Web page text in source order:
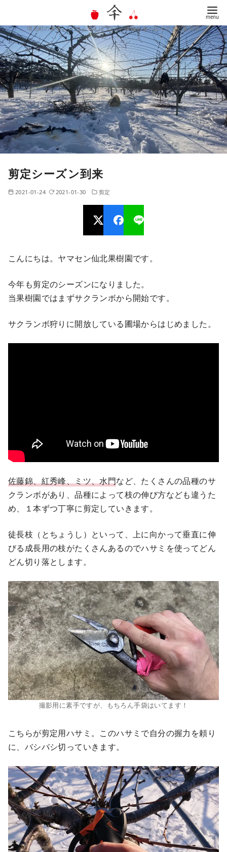
コ
ン
テ
ン
ツ
へ
移
動
増毛町の美味しい"さくらんぼ"などの果物を食べ比べできる直売所
剪定シーズン到来
2021-01-24 2021-01-30 剪定
こんにちは。ヤマセン仙北果樹園です。
今年も剪定のシーズンになりました。
当果樹園ではまずサクランボから開始です。
サクランボ狩りに開放している圃場からはじめました。
佐藤錦、紅秀峰、ミツ、水門など、たくさんの品種のサ
クランボがあり、品種によって枝の伸び方なども違うた
め、１本ずつ丁寧に剪定していきます。
徒長枝（とちょうし）といって、上に向かって垂直に伸
びる成長用の枝がたくさんあるのでハサミを使ってどん
どん切り落とします。
撮影用に素手ですが、もちろん手袋はいてます！
こちらが剪定用ハサミ。このハサミで自分の握力を頼り
に、バシバシ切っていきます。